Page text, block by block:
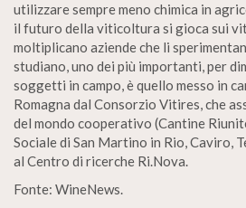
utilizzare sempre meno chimica in
il futuro della viticoltura si gioca sui
moltiplicano aziende che li
studiano, uno dei più importanti, per
soggetti in campo, è quello messo in
Romagna dal Consorzio Vitires, che
del mondo cooperativo (Cantine
Sociale di San Martino in Rio, Caviro,
al Centro di ricerche Ri.Nova.
Fonte: WineNews.